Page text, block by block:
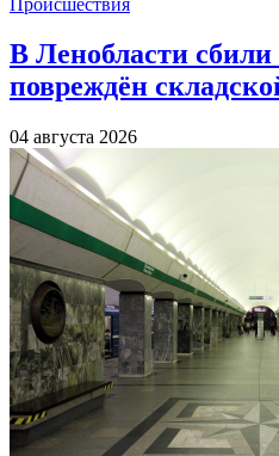
В Ленобласти
повреждён
04 августа 2026